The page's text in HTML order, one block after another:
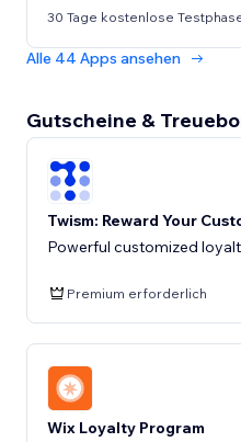
30 Tage kostenlose
Alle 44 Apps ansehen
Gutscheine &
Twism: Reward Your
Powerful customized
Premium erforderlich
Wix Loyalty Program